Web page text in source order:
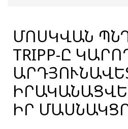
ՄՈՍԿՎԱՆ
TRIPP-Ը
ԻՐ